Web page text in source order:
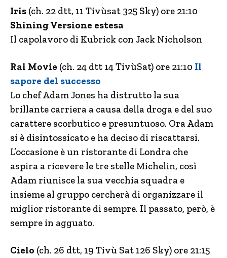
Iris (ch. 22 dtt, 11 Tivùsat 325 Sky) ore 21:10
Shining Versione estesa
Il capolavoro di Kubrick con Jack Nicholson
Rai Movie (ch. 24 dtt 14 TivùSat) ore 21:10 Il
sapore del successo
Lo chef Adam Jones ha distrutto la sua
brillante carriera a causa della droga e del suo
carattere scorbutico e presuntuoso. Ora Adam
si è disintossicato e ha deciso di riscattarsi.
L’occasione è un ristorante di Londra che
aspira a ricevere le tre stelle Michelin, così
Adam riunisce la sua vecchia squadra e
insieme al gruppo cercherà di organizzare il
miglior ristorante di sempre. Il passato, però, è
sempre in agguato.
Cielo (ch. 26 dtt, 19 Tivù Sat 126 Sky) ore 21:15